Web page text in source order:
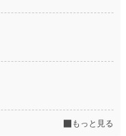
もっと見る